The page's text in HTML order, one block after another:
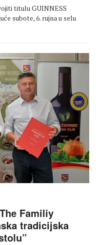
titulu GUINNESS
subote, 6. rujna u selu
Familiy
tradicijska